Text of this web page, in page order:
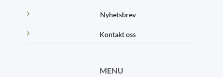
Nyhetsbrev
Kontakt oss
MENU